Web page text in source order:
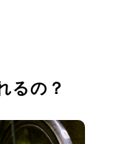
るの？